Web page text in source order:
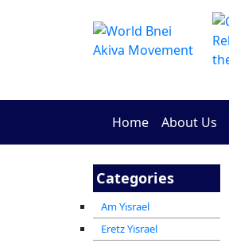
Home About Us
Categories
Am Yisrael
Eretz Yisrael